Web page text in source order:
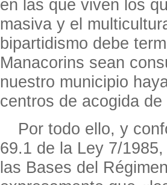
en las que viven los
masiva y el
bipartidismo debe
Manacorins sean
nuestro municipio
centros de acogida
Por todo ello, y
69.1 de la Ley 7/
las Bases del